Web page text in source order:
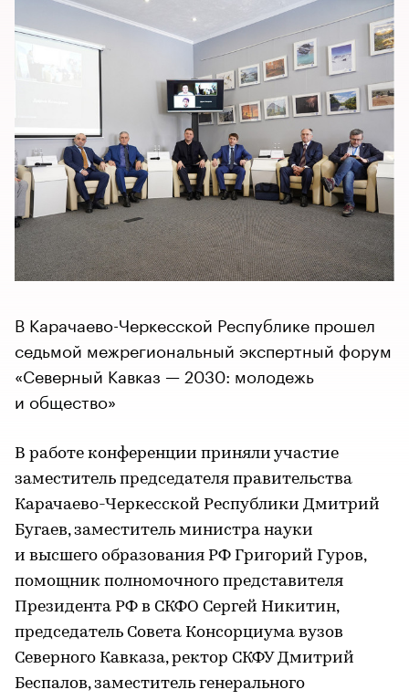
В Карачаево-Черкесской Республике прошел
седьмой межрегиональный экспертный форум
«Северный Кавказ — 2030: молодежь
и общество»
В работе конференции приняли участие
заместитель председателя правительства
Карачаево-Черкесской Республики Дмитрий
Бугаев, заместитель министра науки
и высшего образования РФ Григорий Гуров,
помощник полномочного представителя
Президента РФ в СКФО Сергей Никитин,
председатель Совета Консорциума вузов
Северного Кавказа, ректор СКФУ Дмитрий
Беспалов, заместитель генерального